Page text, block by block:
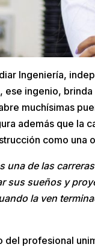
Ingeniería,
ese ingenio,
muchísimas
además que la
como una
una de las
sus sueños y
la ven
del profesional